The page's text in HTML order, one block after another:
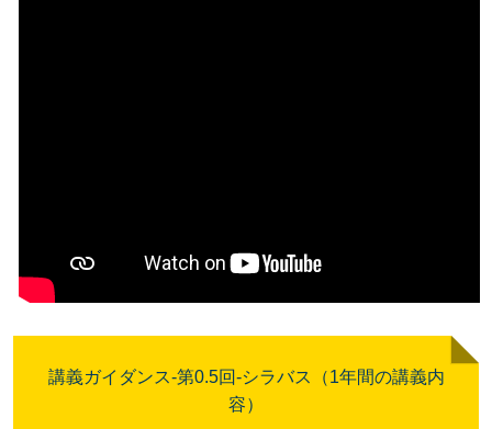
講義ガイダンス-第0.5回-シラバス（1年間の講義内
容）